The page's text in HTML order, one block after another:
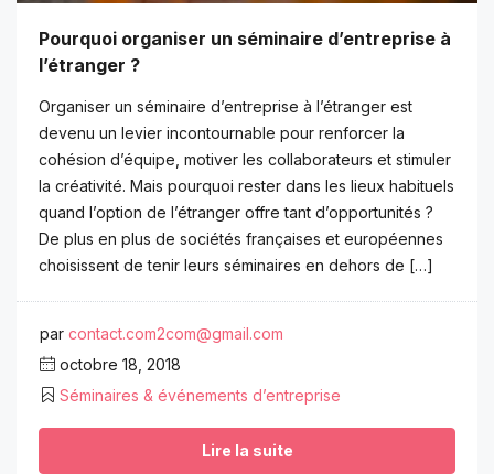
Pourquoi organiser un séminaire d’entreprise à
l’étranger ?
Organiser un séminaire d’entreprise à l’étranger est
devenu un levier incontournable pour renforcer la
cohésion d’équipe, motiver les collaborateurs et stimuler
la créativité. Mais pourquoi rester dans les lieux habituels
quand l’option de l’étranger offre tant d’opportunités ?
De plus en plus de sociétés françaises et européennes
choisissent de tenir leurs séminaires en dehors de […]
par contact.com2com@gmail.com
octobre 18, 2018
Séminaires & événements d’entreprise
Lire la suite